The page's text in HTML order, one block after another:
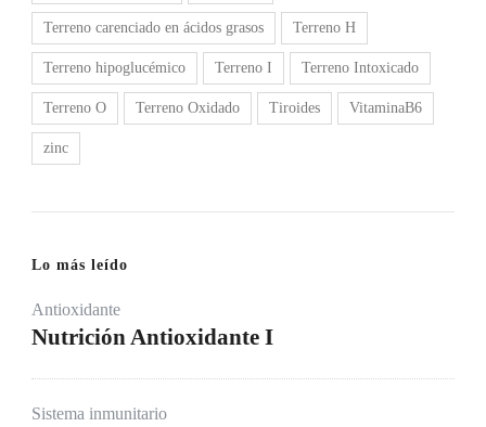
Terreno carenciado en ácidos grasos Terreno H
Terreno hipoglucémico Terreno I Terreno Intoxicado
Terreno O Terreno Oxidado Tiroides VitaminaB6
zinc
Lo más leído
Antioxidante
Nutrición Antioxidante I
Sistema inmunitario